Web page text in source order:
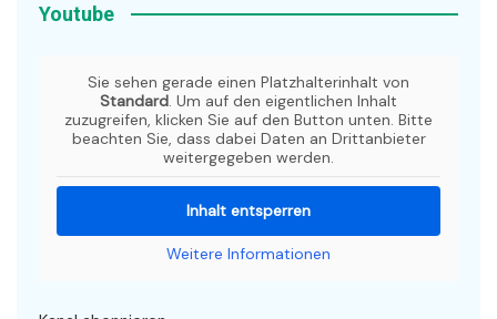
Youtube
Sie sehen gerade einen Platzhalterinhalt von
Standard . Um auf den eigentlichen Inhalt
zuzugreifen, klicken Sie auf den Button unten. Bitte
beachten Sie, dass dabei Daten an Drittanbieter
weitergegeben werden.
Inhalt entsperren
Weitere Informationen